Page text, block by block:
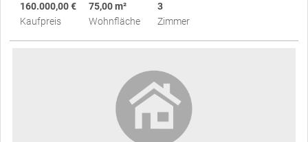
160.000,00 €
Kaufpreis
75,00 m²
Wohnfläche
3
Zimmer